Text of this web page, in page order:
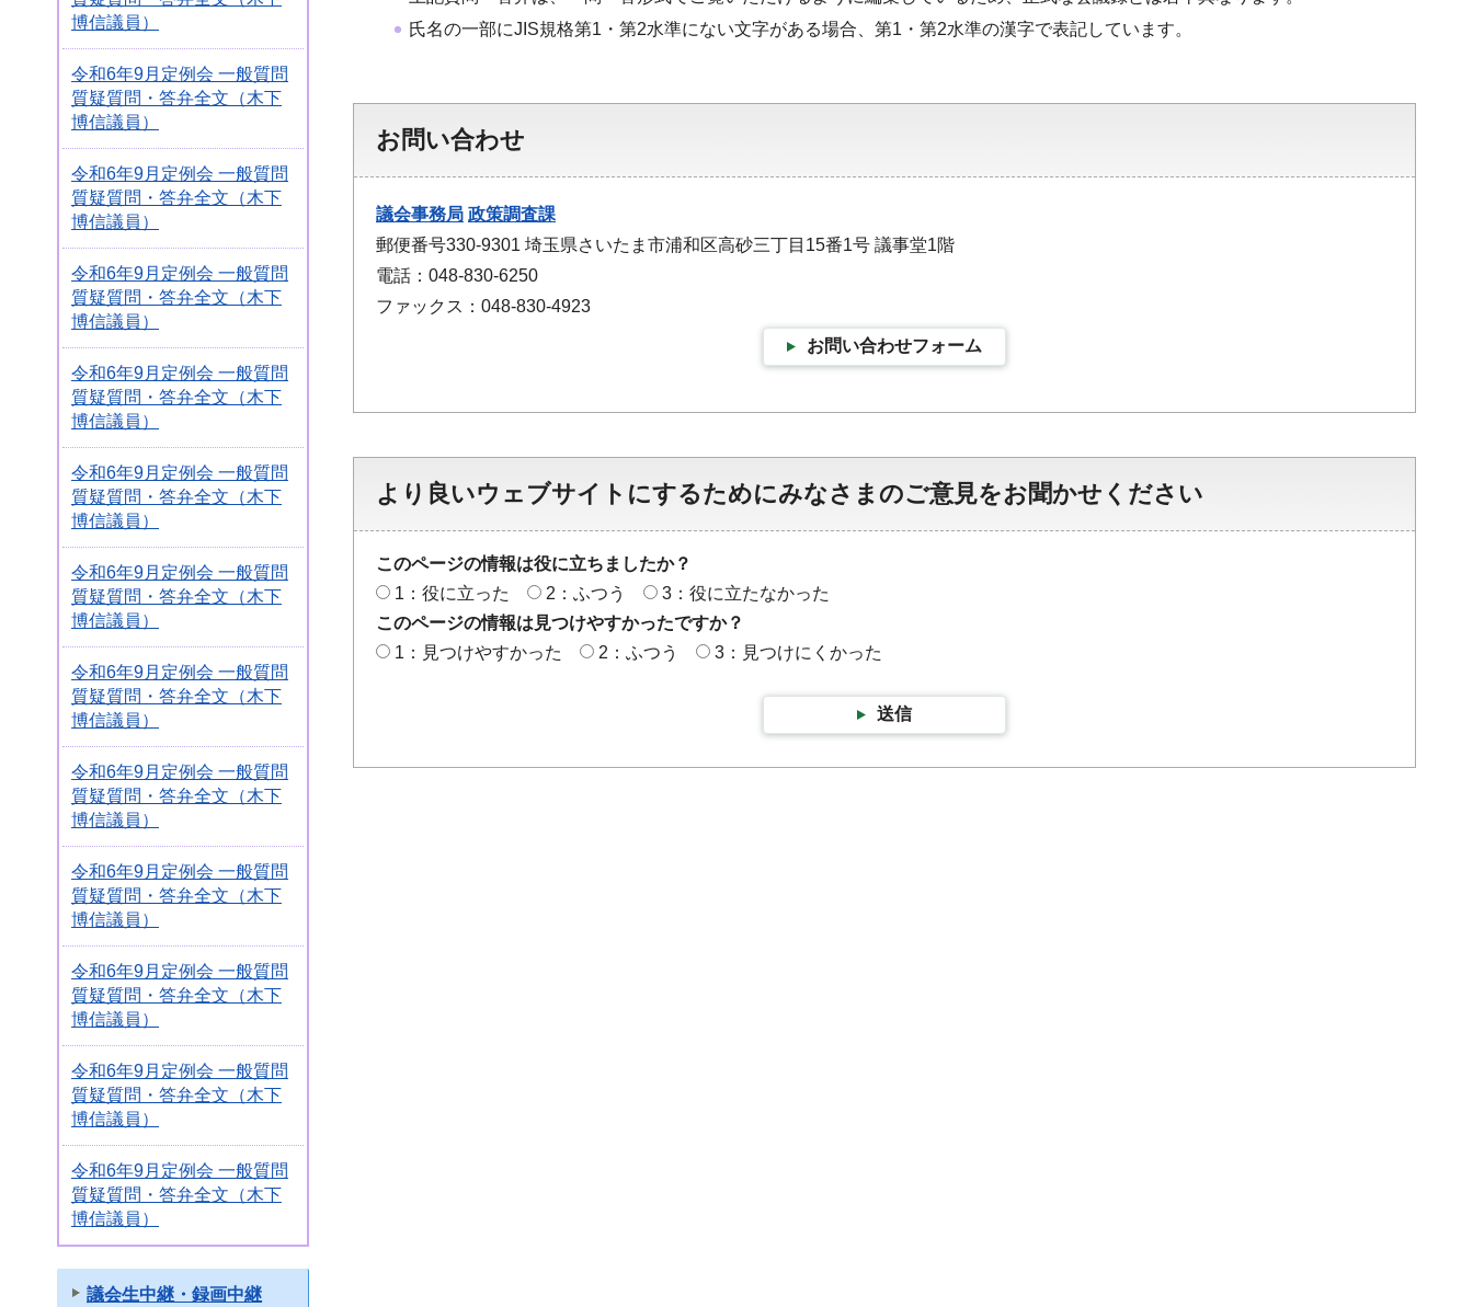
博信議員）
令和6年9月定例会 一般質問
質疑質問・答弁全文（木下
博信議員）
令和6年9月定例会 一般質問
質疑質問・答弁全文（木下
博信議員）
令和6年9月定例会 一般質問
質疑質問・答弁全文（木下
博信議員）
令和6年9月定例会 一般質問
質疑質問・答弁全文（木下
博信議員）
令和6年9月定例会 一般質問
質疑質問・答弁全文（木下
博信議員）
令和6年9月定例会 一般質問
質疑質問・答弁全文（木下
博信議員）
令和6年9月定例会 一般質問
質疑質問・答弁全文（木下
博信議員）
令和6年9月定例会 一般質問
質疑質問・答弁全文（木下
博信議員）
令和6年9月定例会 一般質問
質疑質問・答弁全文（木下
博信議員）
令和6年9月定例会 一般質問
質疑質問・答弁全文（木下
博信議員）
令和6年9月定例会 一般質問
質疑質問・答弁全文（木下
博信議員）
令和6年9月定例会 一般質問
質疑質問・答弁全文（木下
博信議員）
議会生中継・録画中継
氏名の一部にJIS規格第1・第2水準にない文字がある場合、第1・第2水準の漢字で表記しています。
お問い合わせ
議会事務局 政策調査課
郵便番号330-9301 埼玉県さいたま市浦和区高砂三丁目15番1号 議事堂1階
電話：048-830-6250
ファックス：048-830-4923
お問い合わせフォーム
より良いウェブサイトにするためにみなさまのご意見をお聞かせください
このページの情報は役に立ちましたか？
1：役に立った
2：ふつう
3：役に立たなかった
このページの情報は見つけやすかったですか？
1：見つけやすかった
2：ふつう 3：見つけにくかった
送信